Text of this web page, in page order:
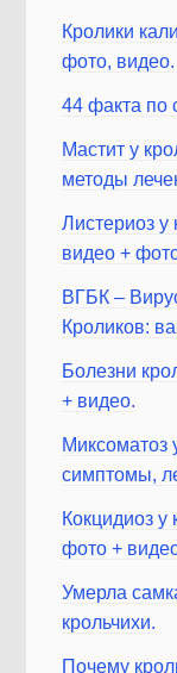
Кролики
фото, видео.
44 факта по
Мастит у
методы
Листериоз у
видео +
ВГБК –
Кроликов:
Болезни
+ видео.
Миксоматоз
симптомы,
Кокцидиоз
фото +
Умерла
крольчихи.
Почему